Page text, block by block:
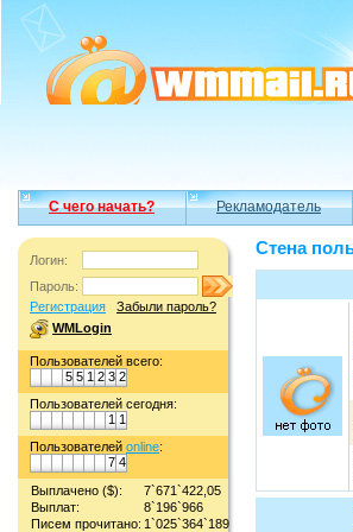
С чего начать? Рекламодатель
Логин:
Пароль:
Регистрация
Забыли пароль?
WMLogin
Пользователей всего:
5 5 1 2 3 2
Пользователей сегодня:
1 1
Пользователей online:
7 4
Выплачено ($):
7`671`422,05
Выплат:
8`196`966
Писем прочитано: 1`025`364`189
Стена